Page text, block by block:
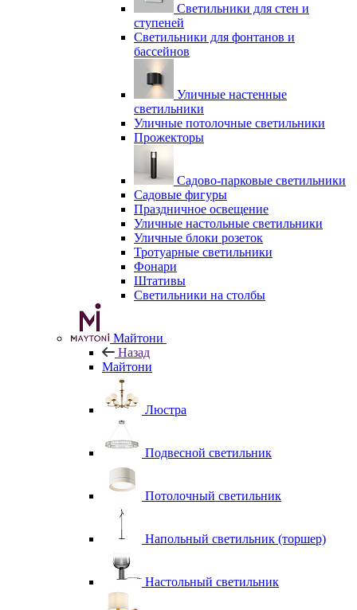
Светильники для стен и
ступеней
Светильники для фонтанов и
бассейнов
Уличные настенные
светильники
Уличные потолочные светильники
Прожекторы
Садово-парковые светильники
Садовые фигуры
Праздничное освещение
Уличные настольные светильники
Уличные блоки розеток
Тротуарные светильники
Фонари
Штативы
Светильники на столбы
Майтони
Назад
Майтони
Люстра
Подвесной светильник
Потолочный светильник
Напольный светильник (торшер)
Настольный светильник